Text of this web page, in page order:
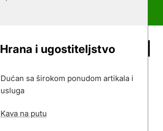
Hrana i ugostiteljstvo
Dućan sa širokom ponudom artikala i
usluga
Kava na putu